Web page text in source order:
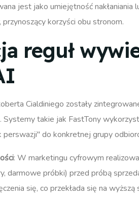
jest jako umiejętność
korzyści obu stronom.
reguł
Cialdiniego zostały
Systemy takie jak FastTony
do konkretnej grupy
: W marketingu cyfrowym
darmowe próbki) przed próbą
się, co przekłada się na wyższą